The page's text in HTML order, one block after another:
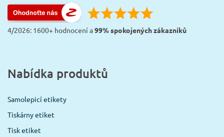
4/2026: 1600+ hodnocení a99% spokojených zákazníků
Nabídka produktů
Samolepicí etikety
Tiskárny etiket
Tisk etiket